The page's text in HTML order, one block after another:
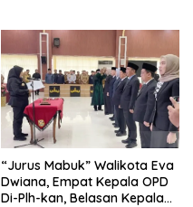
“Jurus Mabuk” Walikota Eva
Dwiana, Empat Kepala OPD
Di-Plh-kan, Belasan Kepala